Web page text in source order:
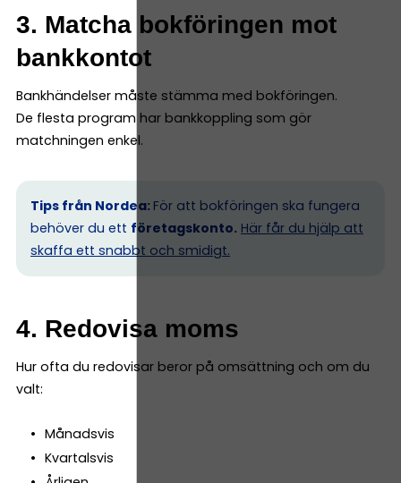
3. Matcha bokföringen mot
bankkontot
Bankhändelser måste stämma med bokföringen.
De flesta program har bankkoppling som gör
matchningen enkel.
Tips från Nordea: För att bokföringen ska fungera
behöver du ett företagskonto. Här får du hjälp att
skaffa ett snabbt och smidigt.
4. Redovisa moms
Hur ofta du redovisar beror på omsättning och om du
valt:
Månadsvis
Kvartalsvis